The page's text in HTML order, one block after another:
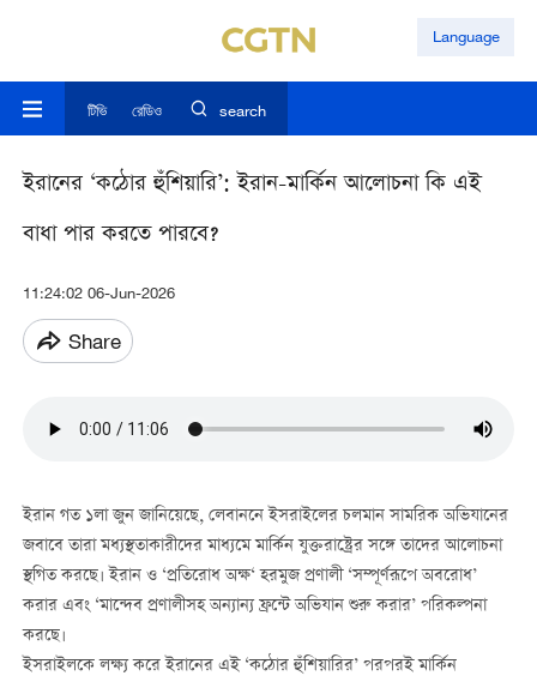
Language
টিভি রেডিও search
ইরানের ‘কঠোর হুঁশিয়ারি’: ইরান-মার্কিন আলোচনা কি এই
বাধা পার করতে পারবে?
11:24:02 06-Jun-2026
Share
ইরান গত ১লা জুন জানিয়েছে, লেবাননে ইসরাইলের চলমান সামরিক অভিযানের
জবাবে তারা মধ্যস্থতাকারীদের মাধ্যমে মার্কিন যুক্তরাষ্ট্রের সঙ্গে তাদের আলোচনা
স্থগিত করছে। ইরান ও ‘প্রতিরোধ অক্ষ‘ হরমুজ প্রণালী ‘সম্পূর্ণরূপে অবরোধ’
করার এবং ‘মান্দেব প্রণালীসহ অন্যান্য ফ্রন্টে অভিযান শুরু করার’ পরিকল্পনা
করছে।
ইসরাইলকে লক্ষ্য করে ইরানের এই ‘কঠোর হুঁশিয়ারির’ পরপরই মার্কিন